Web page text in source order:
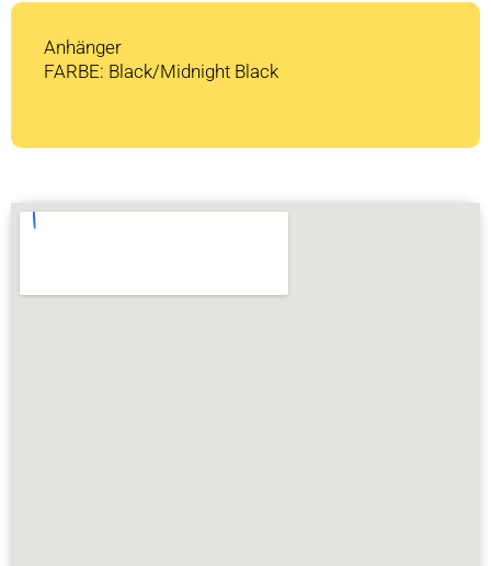
Anhänger
FARBE: Black/Midnight Black